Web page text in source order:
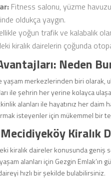
Fitness salonu, yüzme
oldukça yaygın.
yoğun trafik ve kalabalık
kiralık dairelerin çoğunda
Neden
yaşam merkezlerinden biri olarak,
ile şehrin her yerine kolayca
alanları ile hayatınız her
isteyenler için mükemmel bir
Kiralık
kiralık daireler konusunda geniş
alanları için Gezgin
hızlı bir şekilde bulabilirsiniz.